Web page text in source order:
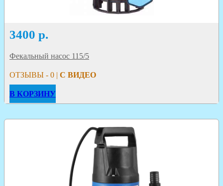
3400 р.
Фекальный насос 115/5
ОТЗЫВЫ - 0 | С ВИДЕО
В КОРЗИНУ